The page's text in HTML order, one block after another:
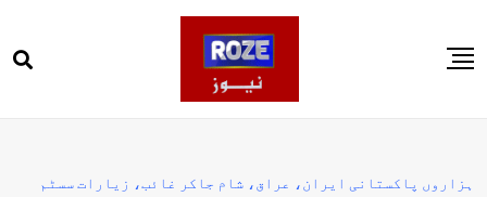
to
پاکستان
ہزاروں پاکستانی ایران، عراق، شام جاکر غائب، زیارات سسٹم